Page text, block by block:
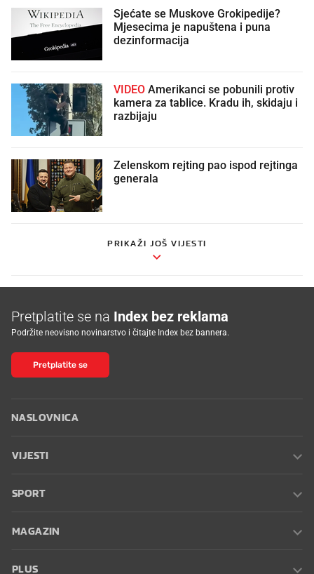
Sjećate se Muskove Grokipedije?
Mjesecima je napuštena i puna
dezinformacija
VIDEO
kamera za tablice. Kradu ih, skidaju i
razbijaju
Zelenskom rejting pao ispod rejtinga
generala
PRIKAŽI JOŠ VIJESTI
Pretplatite se na Index bez reklama
Podržite neovisno novinarstvo i čitajte Index bez bannera.
Pretplatite se
NASLOVNICA
VIJESTI
SPORT
MAGAZIN
PLUS